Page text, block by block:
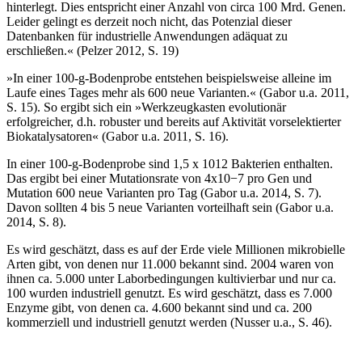
hinterlegt. Dies entspricht einer Anzahl von circa 100 Mrd. Genen.
Leider gelingt es derzeit noch nicht, das Potenzial dieser
Datenbanken für industrielle Anwendungen adäquat zu
erschließen.« (Pelzer 2012, S. 19)
»In einer 100-g-Bodenprobe entstehen beispielsweise alleine im
Laufe eines Tages mehr als 600 neue Varianten.« (Gabor u.a. 2011,
S. 15). So ergibt sich ein »Werkzeugkasten evolutionär
erfolgreicher, d.h. robuster und bereits auf Aktivität vorselektierter
Biokatalysatoren« (Gabor u.a. 2011, S. 16).
In einer 100-g-Bodenprobe sind 1,5 x 1012 Bakterien enthalten.
Das ergibt bei einer Mutationsrate von 4x10−7 pro Gen und
Mutation 600 neue Varianten pro Tag (Gabor u.a. 2014, S. 7).
Davon sollten 4 bis 5 neue Varianten vorteilhaft sein (Gabor u.a.
2014, S. 8).
Es wird geschätzt, dass es auf der Erde viele Millionen mikrobielle
Arten gibt, von denen nur 11.000 bekannt sind. 2004 waren von
ihnen ca. 5.000 unter Laborbedingungen kultivierbar und nur ca.
100 wurden industriell genutzt. Es wird geschätzt, dass es 7.000
Enzyme gibt, von denen ca. 4.600 bekannt sind und ca. 200
kommerziell und industriell genutzt werden (Nusser u.a., S. 46).